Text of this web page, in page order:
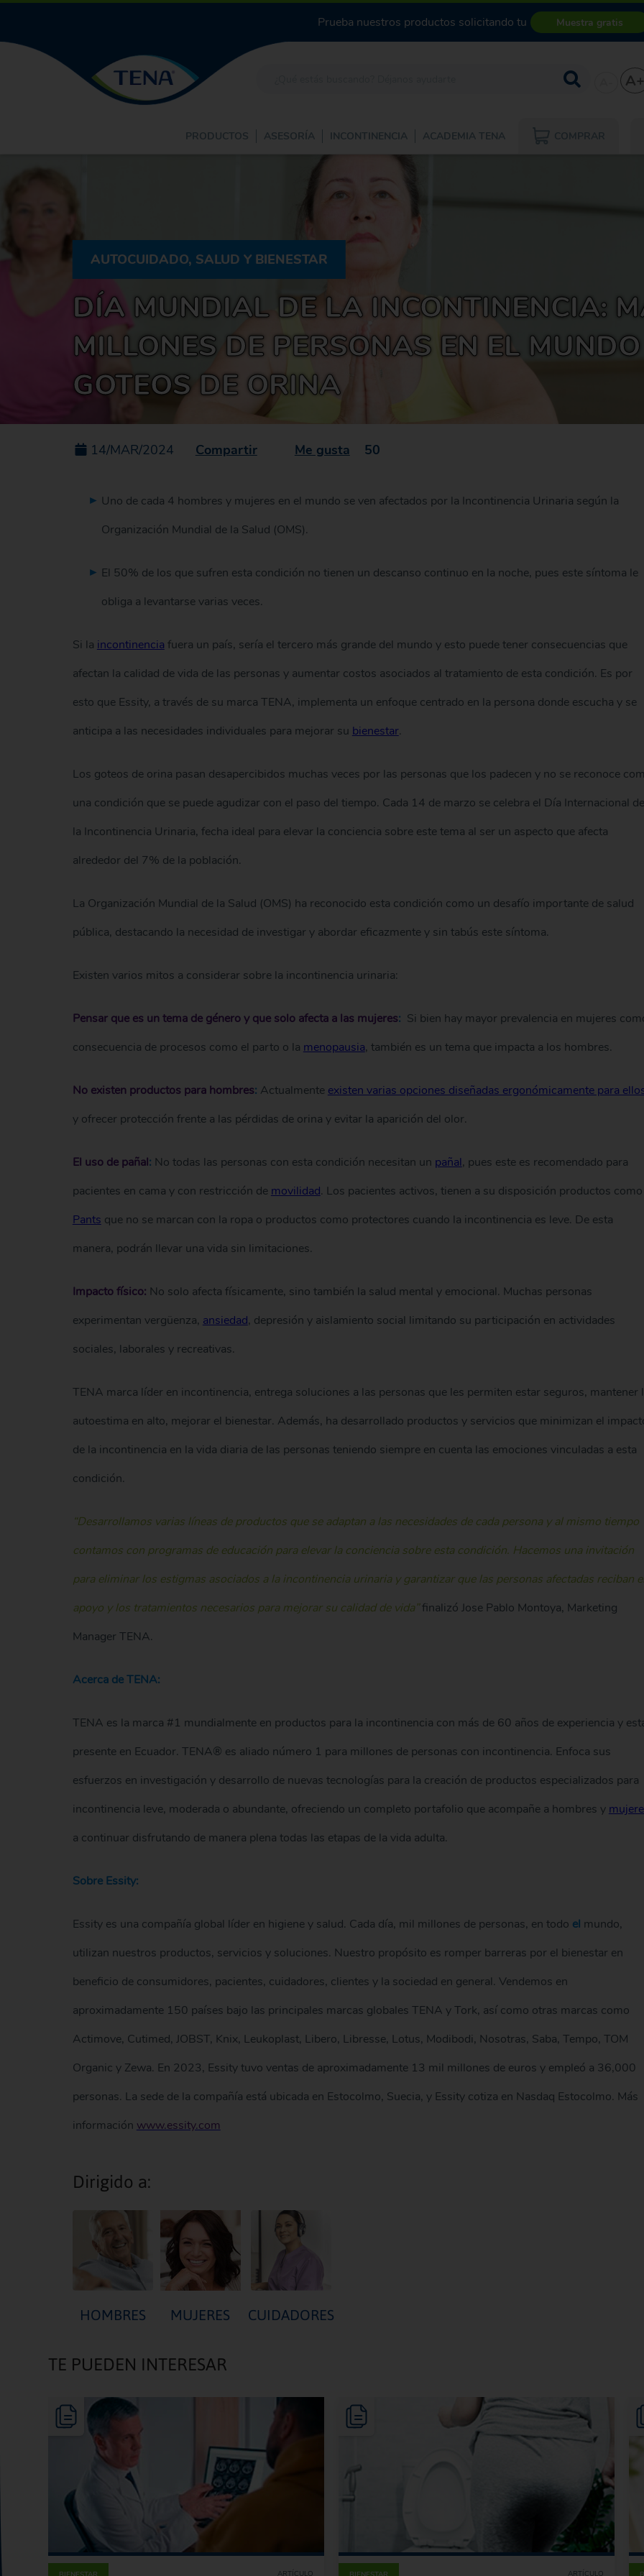
Prueba nuestros productos solicitando tu Muestra gratis
A+
PRODUCTOS ASESORÍA INCONTINENCIA ACADEMIA TENA COMPRAR
AUTOCUIDADO, SALUD Y BIENESTAR
DÍA MUNDIAL DE LA INCONTINENCIA:
MILLONES DE PERSONAS EN EL
GOTEOS DE ORINA
14/MAR/2024 Compartir Me gusta 50
Uno de cada 4 hombres y mujeres en el mundo se ven afectados por la Incontinencia Urinaria según la
Organización Mundial de la Salud (OMS).
El 50% de los que sufren esta condición no tienen un descanso continuo en la noche, pues este síntoma le
obliga a levantarse varias veces.
Si la incontinencia fuera un país, sería el tercero más grande del mundo y esto puede tener consecuencias que
afectan la calidad de vida de las personas y aumentar costos asociados al tratamiento de esta condición. Es por
esto que Essity, a través de su marca TENA, implementa un enfoque centrado en la persona donde escucha y se
anticipa a las necesidades individuales para mejorar su bienestar.
Los goteos de orina pasan desapercibidos muchas veces por las personas que los padecen y no se reconoce
una condición que se puede agudizar con el paso del tiempo. Cada 14 de marzo se celebra el Día Internacional de
la Incontinencia Urinaria, fecha ideal para elevar la conciencia sobre este tema al ser un aspecto que afecta
alrededor del 7% de la población.
La Organización Mundial de la Salud (OMS) ha reconocido esta condición como un desafío importante de salud
pública, destacando la necesidad de investigar y abordar eficazmente y sin tabús este síntoma.
Existen varios mitos a considerar sobre la incontinencia urinaria:
Pensar que es un tema de género y que solo afecta a las mujeres: Si bien hay mayor prevalencia en mujeres
consecuencia de procesos como el parto o la menopausia, también es un tema que impacta a los hombres.
No existen productos para hombres: Actualmente existen varias opciones diseñadas ergonómicamente para
y ofrecer protección frente a las pérdidas de orina y evitar la aparición del olor.
El uso de pañal: No todas las personas con esta condición necesitan un pañal, pues este es recomendado para
pacientes en cama y con restricción de movilidad. Los pacientes activos, tienen a su disposición productos como
Pants que no se marcan con la ropa o productos como protectores cuando la incontinencia es leve. De esta
manera, podrán llevar una vida sin limitaciones.
Impacto físico: No solo afecta físicamente, sino también la salud mental y emocional. Muchas personas
experimentan vergüenza, ansiedad, depresión y aislamiento social limitando su participación en actividades
sociales, laborales y recreativas.
TENA marca líder en incontinencia, entrega soluciones a las personas que les permiten estar seguros, mantener
autoestima en alto, mejorar el bienestar. Además, ha desarrollado productos y servicios que minimizan el
de la incontinencia en la vida diaria de las personas teniendo siempre en cuenta las emociones vinculadas a esta
condición.
“Desarrollamos varias líneas de productos que se adaptan a las necesidades de cada persona y al mismo tiempo
contamos con programas de educación para elevar la conciencia sobre esta condición. Hacemos una invitación
para eliminar los estigmas asociados a la incontinencia urinaria y garantizar que las personas afectadas reciban
apoyo y los tratamientos necesarios para mejorar su calidad de vida”finalizó Jose Pablo Montoya, Marketing
Manager TENA.
Acerca de TENA:
TENA es la marca #1 mundialmente en productos para la incontinencia con más de 60 años de experiencia y
presente en Ecuador. TENA® es aliado número 1 para millones de personas con incontinencia. Enfoca sus
esfuerzos en investigación y desarrollo de nuevas tecnologías para la creación de productos especializados para
incontinencia leve, moderada o abundante, ofreciendo un completo portafolio que acompañe a hombres y
a continuar disfrutando de manera plena todas las etapas de la vida adulta.
Sobre Essity:
Essity es una compañía global líder en higiene y salud. Cada día, mil millones de personas, en todo el mundo,
utilizan nuestros productos, servicios y soluciones. Nuestro propósito es romper barreras por el bienestar en
beneficio de consumidores, pacientes, cuidadores, clientes y la sociedad en general. Vendemos en
aproximadamente 150 países bajo las principales marcas globales TENA y Tork, así como otras marcas como
Actimove, Cutimed, JOBST, Knix, Leukoplast, Libero, Libresse, Lotus, Modibodi, Nosotras, Saba, Tempo, TOM
Organic y Zewa. En 2023, Essity tuvo ventas de aproximadamente 13 mil millones de euros y empleó a 36,000
personas. La sede de la compañía está ubicada en Estocolmo, Suecia, y Essity cotiza en Nasdaq Estocolmo. Más
información www.essity.com
Dirigido a:
HOMBRES MUJERES CUIDADORES
TE PUEDEN INTERESAR
ARTÍCULO ARTÍCULO